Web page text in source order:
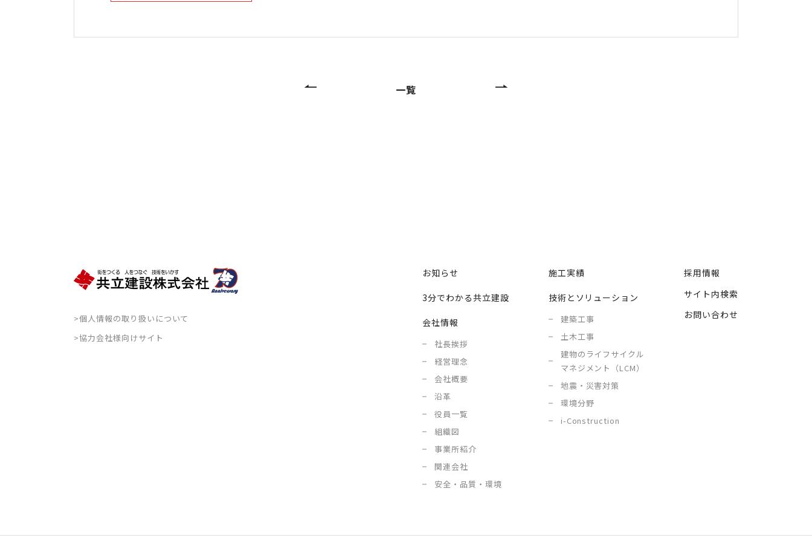
一覧
>個人情報の取り扱いについて
>協力会社様向けサイト
お知らせ
3分でわかる共立建設
会社情報
社長挨拶
経営理念
会社概要
沿革
役員一覧
組織図
事業所紹介
関連会社
安全・品質・環境
施工実績
技術とソリューション
建築工事
土木工事
建物のライフサイクル
マネジメント（LCM）
地震・災害対策
環境分野
i-Construction
採用情報
サイト内検索
お問い合わせ